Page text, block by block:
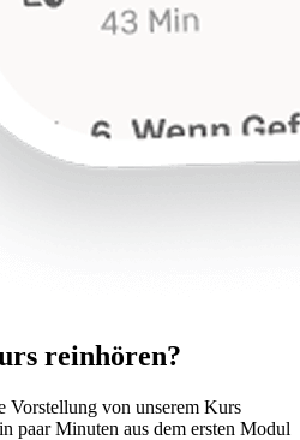
reinhören?
Vorstellung von unserem Kurs
paar Minuten aus dem ersten Modul